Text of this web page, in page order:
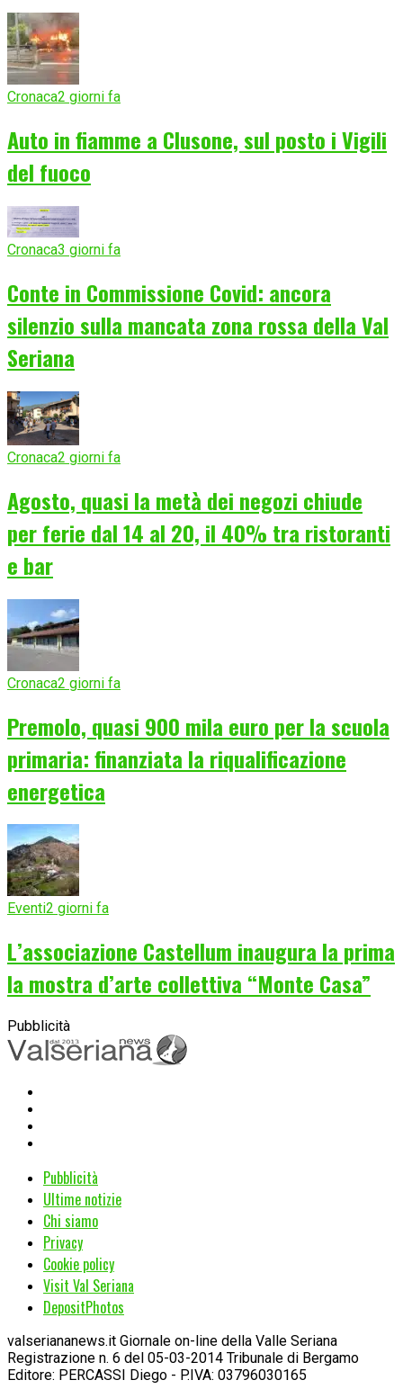
Cronaca2 giorni fa
Auto in fiamme a Clusone, sul posto i Vigili
del fuoco
Cronaca3 giorni fa
Conte in Commissione Covid: ancora
silenzio sulla mancata zona rossa della Val
Seriana
Cronaca2 giorni fa
Agosto, quasi la metà dei negozi chiude
per ferie dal 14 al 20, il 40% tra ristoranti
e bar
Cronaca2 giorni fa
Premolo, quasi 900 mila euro per la scuola
primaria: finanziata la riqualificazione
energetica
Eventi2 giorni fa
L’associazione Castellum inaugura la prima
la mostra d’arte collettiva “Monte Casa”
Pubblicità
Pubblicità
Ultime notizie
Chi siamo
Privacy
Cookie policy
Visit Val Seriana
DepositPhotos
valseriananews.it Giornale on-line della Valle Seriana
Registrazione n. 6 del 05-03-2014 Tribunale di Bergamo
Editore: PERCASSI Diego - P.IVA: 03796030165